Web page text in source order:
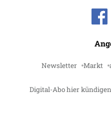
Newsletter Markt
Digital-Abo hier kündigen